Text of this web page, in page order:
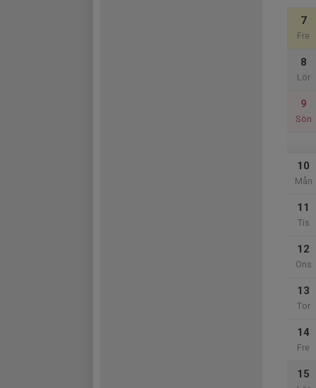
7
Fre
8
Lör
9
Sön
10
Mån
11
Tis
12
Ons
13
Tor
14
Fre
15